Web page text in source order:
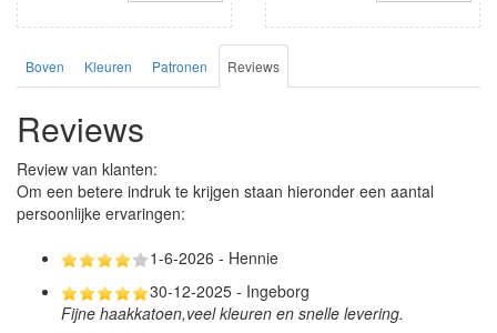
Boven Kleuren Patronen Reviews
Reviews
Review van klanten:
Om een betere indruk te krijgen staan hieronder een aantal
persoonlijke ervaringen:
1-6-2026 - Hennie
30-12-2025 - Ingeborg
Fijne haakkatoen,veel kleuren en snelle levering.